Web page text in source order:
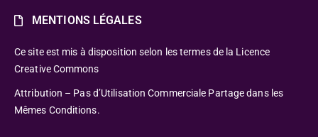
MENTIONS LÉGALES
Ce site est mis à disposition selon les termes de la Licence
Creative Commons
Attribution – Pas d’Utilisation Commerciale Partage dans les
Mêmes Conditions.